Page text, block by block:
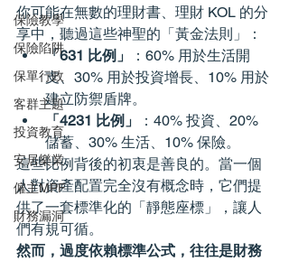
保險教學
保險陷阱
保單行政
客群主題
投資教育
安居樂業
僱主MPF
財務漏洞
你可能在無數的理財書、理財 KOL 的分
享中，聽過這些神聖的「黃金法則」：
「631 比例」
：60% 用於生活開
支、30% 用於投資增長、10% 用於
建立防禦盾牌。
「4231 比例」
：40% 投資、20%
儲蓄、30% 生活、10% 保險。
這些比例背後的初衷是善良的。當一個
人對資產配置完全沒有概念時，它們提
供了一套標準化的「靜態座標」，讓人
們有規可循。
然而，過度依賴標準公式，往往是財務